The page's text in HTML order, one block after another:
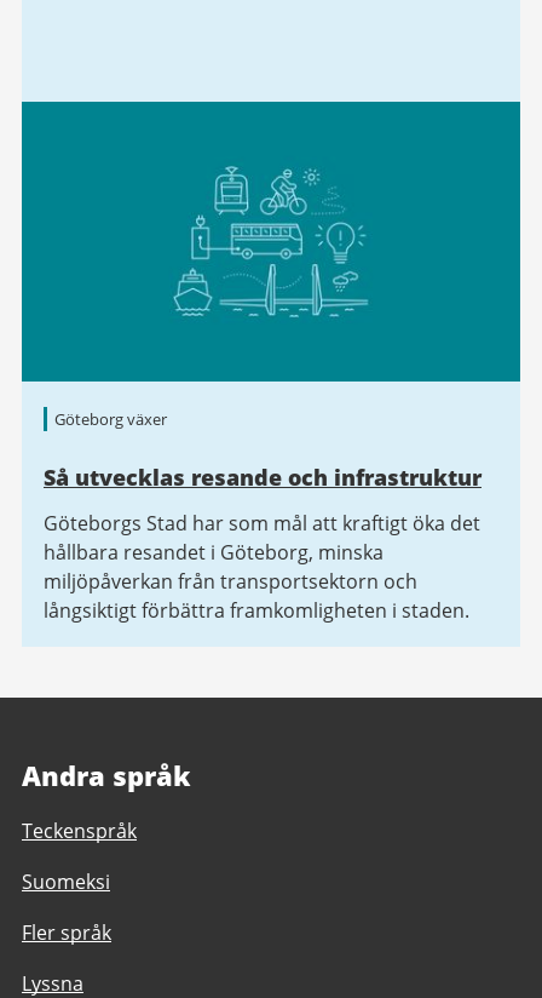
Göteborg växer
Så utvecklas resande och infrastruktur
Göteborgs Stad har som mål att kraftigt öka det
hållbara resandet i Göteborg, minska
miljöpåverkan från transportsektorn och
långsiktigt förbättra framkomligheten i staden.
Andra språk
Teckenspråk
Suomeksi
Fler språk
Lyssna